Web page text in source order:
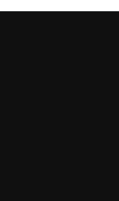
la calificación del Fondo
acciones de calificación
las calificaciones de 34